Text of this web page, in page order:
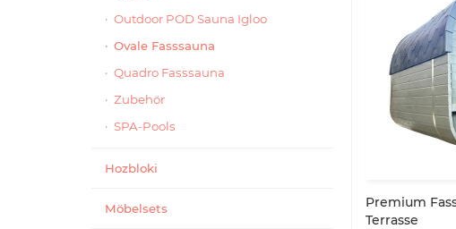
Outdoor POD Sauna Igloo
Ovale Fasssauna
Quadro Fasssauna
Zubehör
SPA-Pools
Hozbloki
Möbelsets
Premium
Terrasse